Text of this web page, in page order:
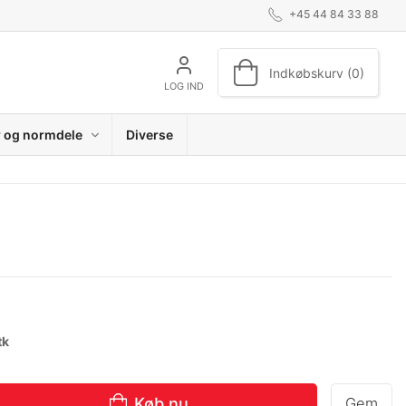
+45 44 84 33 88
LOG IND
Indkøbskurv (0)
normdele Diverse